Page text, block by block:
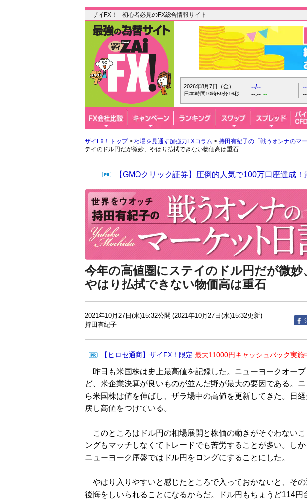
ザイFX！ - 初心者必見のFX総合情報サイト
2026年8月7日（金）
日本時間10時59分17秒
--/--
--.-- --
ザイFX！トップ> 相場を見通す超強力FXコラム > 持田有紀子の「戦うオンナのマー
テイのドル円だが微妙、やはり払拭できない物価高は重石
【GMOクリック証券】圧倒的人気で100万口座達成！
今年の高値圏にステイのドル円だが微妙
やはり払拭できない物価高は重石
2021年10月27日(水)15:32公開 (2021年10月27日(水)15:32更新)
持田有紀子
【ヒロセ通商】ザイFX！限定 最大11000円キャッシュバック実施
昨日も米国株は史上最高値を記録した。ニューヨークオー
ど、米企業決算が良いものが並んだ野が最大の要因である。
ら米国株は値を伸ばし、ザラ場中の高値を更新してきた。日
戻し高値をつけている。
このところはドル円の相場展開と株価の動きがそぐわないこ
ングもマッチしなくてトレードでも苦労することが多い。し
ニューヨーク序盤ではドル円をロングにすることにした。
やはり入りやすいと感じたところで入っておかないと、そ
後悔をしいられることになるからだ。ドル円もちょうど114円